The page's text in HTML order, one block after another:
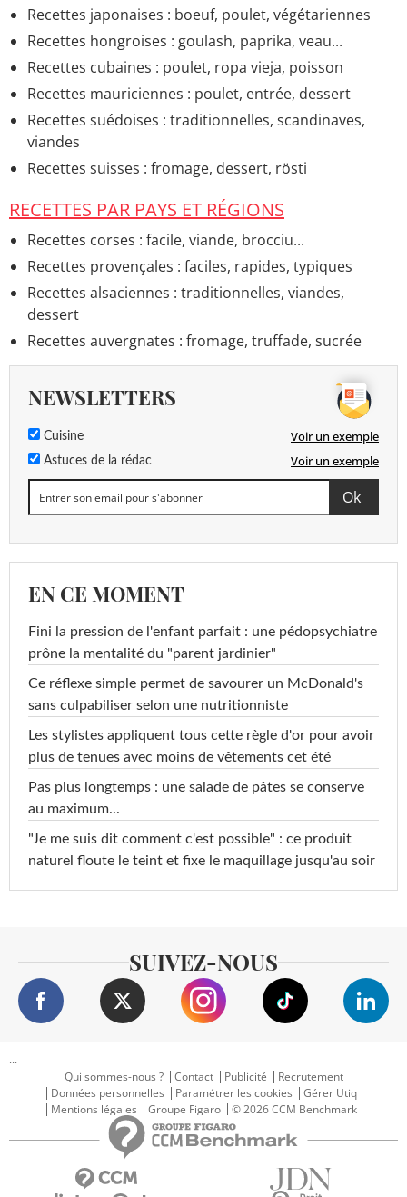
Recettes japonaises : boeuf, poulet, végétariennes
Recettes hongroises : goulash, paprika, veau...
Recettes cubaines : poulet, ropa vieja, poisson
Recettes mauriciennes : poulet, entrée, dessert
Recettes suédoises : traditionnelles, scandinaves,
viandes
Recettes suisses : fromage, dessert, rösti
RECETTES PAR PAYS ET RÉGIONS
Recettes corses : facile, viande, brocciu...
Recettes provençales : faciles, rapides, typiques
Recettes alsaciennes : traditionnelles, viandes,
dessert
Recettes auvergnates : fromage, truffade, sucrée
NEWSLETTERS
Cuisine Voir un exemple
Astuces de la rédac Voir un exemple
EN CE MOMENT
Fini la pression de l'enfant parfait : une pédopsychiatre
prône la mentalité du "parent jardinier"
Ce réflexe simple permet de savourer un McDonald's
sans culpabiliser selon une nutritionniste
Les stylistes appliquent tous cette règle d'or pour avoir
plus de tenues avec moins de vêtements cet été
Pas plus longtemps : une salade de pâtes se conserve
au maximum...
"Je me suis dit comment c'est possible" : ce produit
naturel floute le teint et fixe le maquillage jusqu'au soir
SUIVEZ-NOUS
...
Qui sommes-nous ?
Contact Publicité
Recrutement
Données personnelles
Paramétrer les cookies
Gérer Utiq
Mentions légales
Groupe Figaro © 2026 CCM Benchmark